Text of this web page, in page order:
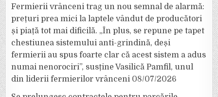
Fermierii vrânceni trag un nou semnal de alarmă:
prețuri prea mici la laptele vândut de producători
și piață tot mai dificilă. „În plus, se repune pe tapet
chestiunea sistemului anti-grindină, deși
fermierii au spus foarte clar că acest sistem a adus
numai nenorociri”, susține Vasilică Pamfil, unul
din liderii fermierilor vrânceni 08/07/2026